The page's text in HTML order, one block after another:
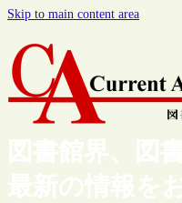
Skip to main content area
図書館界、図
最新の情報を